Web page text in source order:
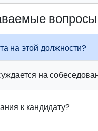
вопросы
на этой должности?
на
к кандидату?